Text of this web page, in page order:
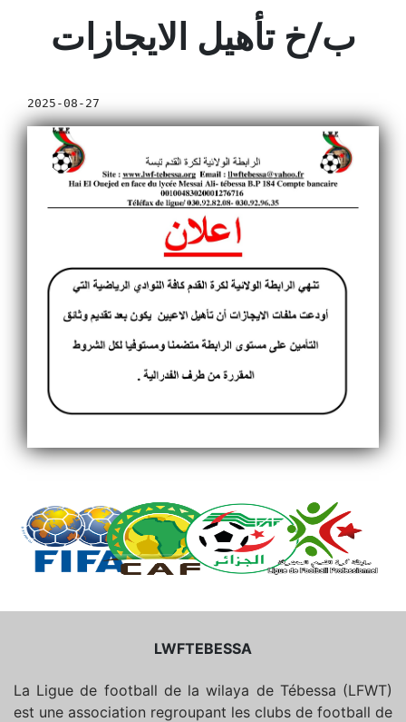
ب/خ تأهيل الايجازات
2025-08-27
LWFTEBESSA
La Ligue de football de la wilaya de Tébessa (LFWT)
est une association regroupant les clubs de football de